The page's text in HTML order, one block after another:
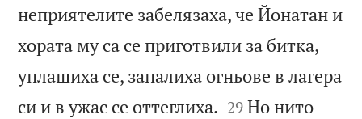
неприятелите забелязаха, че Йонатан и
хората му са се приготвили за битка,
уплашиха се, запалиха огньове в лагера
си и в ужас се оттеглиха. 

29 Но нито